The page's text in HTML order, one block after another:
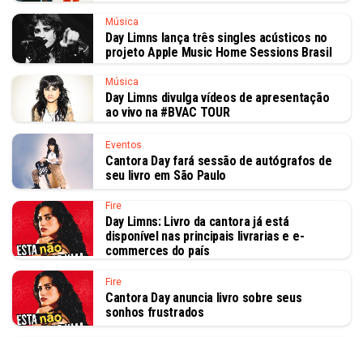
Música
Day Limns lança três singles acústicos no
projeto Apple Music Home Sessions Brasil
Música
Day Limns divulga vídeos de apresentação
ao vivo na #BVAC TOUR
Eventos
Cantora Day fará sessão de autógrafos de
seu livro em São Paulo
Fire
Day Limns: Livro da cantora já está
disponível nas principais livrarias e e-
commerces do país
Fire
Cantora Day anuncia livro sobre seus
sonhos frustrados